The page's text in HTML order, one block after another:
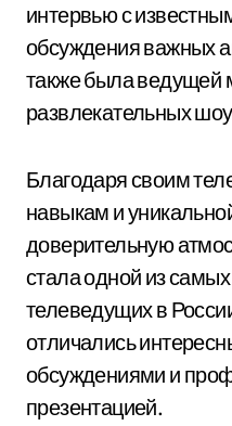
интервью с
обсуждения важных
также была ведущей
развлекательных
Благодаря своим
навыкам и
доверительную
стала одной из
телеведущих в
отличались
обсуждениями и
презентацией.